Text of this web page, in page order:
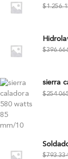
$
$
sierra
$
$